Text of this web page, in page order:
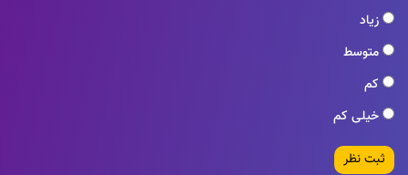
زیاد
متوسط
کم
خیلی کم
ثبت نظر